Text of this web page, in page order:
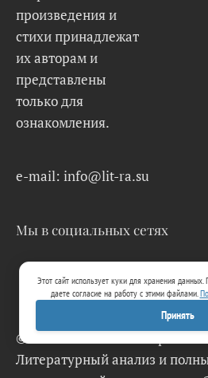
произведения и
стихи принадлежат
их авторам и
представлены
только для
ознакомления.
e-mail: info@lit-ra.su
Мы в социальных сетях
© 2026 Lit-Ra.su. Электронная
Литературный анализ и
Этот сайт использует куки для хранения данных.
даете согласие на работу с этими файлами.
Принять